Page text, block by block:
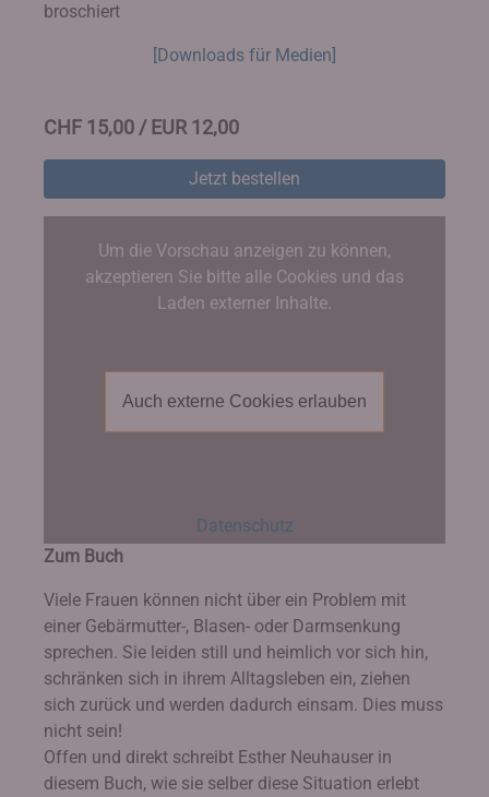
broschiert
[Downloads für Medien]
CHF 15,00 / EUR 12,00
Jetzt bestellen
Um die Vorschau anzeigen zu können,
akzeptieren Sie bitte alle Cookies und das
Laden externer Inhalte.
Auch externe Cookies erlauben
Datenschutz
Zum Buch
Viele Frauen können nicht über ein Problem mit
einer Gebärmutter-, Blasen- oder Darmsenkung
sprechen. Sie leiden still und heimlich vor sich hin,
schränken sich in ihrem Alltagsleben ein, ziehen
sich zurück und werden dadurch einsam. Dies muss
nicht sein!
Offen und direkt schreibt Esther Neuhauser in
diesem Buch, wie sie selber diese Situation erlebt